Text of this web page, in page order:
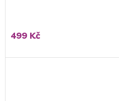
499 Kč